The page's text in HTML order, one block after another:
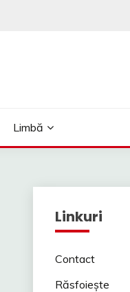
Limbă
Linkuri
Contact
Răsfoiește